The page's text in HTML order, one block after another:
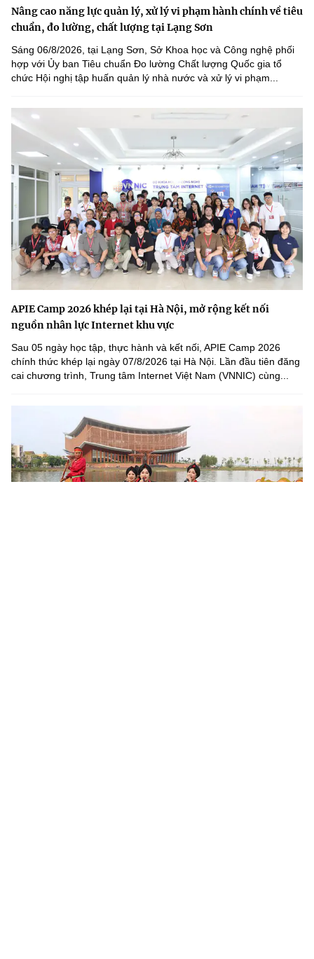
Nâng cao năng lực quản lý, xử lý vi phạm hành chính về tiêu
chuẩn, đo lường, chất lượng tại Lạng Sơn
Sáng 06/8/2026, tại Lạng Sơn, Sở Khoa học và Công nghệ phối
hợp với Ủy ban Tiêu chuẩn Đo lường Chất lượng Quốc gia tổ
chức Hội nghị tập huấn quản lý nhà nước và xử lý vi phạm...
APIE Camp 2026 khép lại tại Hà Nội, mở rộng kết nối
nguồn nhân lực Internet khu vực
Sau 05 ngày học tập, thực hành và kết nối, APIE Camp 2026
chính thức khép lại ngày 07/8/2026 tại Hà Nội. Lần đầu tiên đăng
cai chương trình, Trung tâm Internet Việt Nam (VNNIC) cùng...